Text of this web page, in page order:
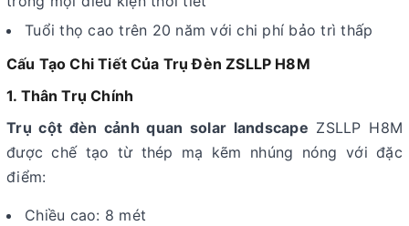
Tuổi thọ cao trên 20 năm với chi phí bảo trì thấp
Cấu Tạo Chi Tiết Của Trụ Đèn ZSLLP H8M
1. Thân Trụ Chính
Trụ cột đèn cảnh quan solar landscape ZSLLP H8M
được chế tạo từ thép mạ kẽm nhúng nóng với đặc
điểm:
Chiều cao: 8 mét